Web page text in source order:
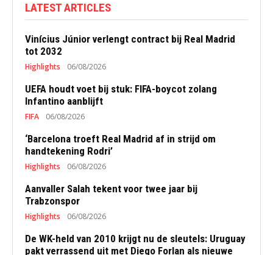
LATEST ARTICLES
Vinícius Júnior verlengt contract bij Real Madrid
tot 2032
Highlights 06/08/2026
UEFA houdt voet bij stuk: FIFA-boycot zolang
Infantino aanblijft
FIFA 06/08/2026
‘Barcelona troeft Real Madrid af in strijd om
handtekening Rodri’
Highlights 06/08/2026
Aanvaller Salah tekent voor twee jaar bij
Trabzonspor
Highlights 06/08/2026
De WK-held van 2010 krijgt nu de sleutels: Uruguay
pakt verrassend uit met Diego Forlan als nieuwe